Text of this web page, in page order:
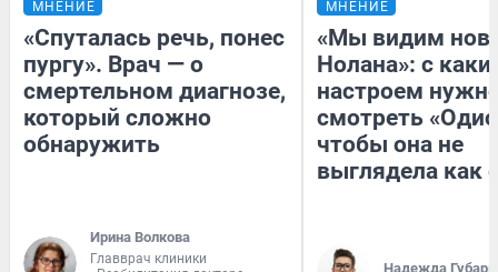
МНЕНИЕ
«Спуталась речь, понес
пургу». Врач — о
смертельном диагнозе,
который сложно
обнаружить
Ирина Волкова
Главврач клиники
МНЕНИЕ
«Мы видим
Нолана»: с
настроем
смотреть
чтобы она не
выглядела как
Надежда Губарь